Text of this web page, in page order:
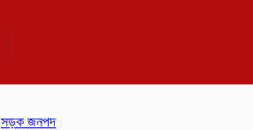
সড়ক জনপদ